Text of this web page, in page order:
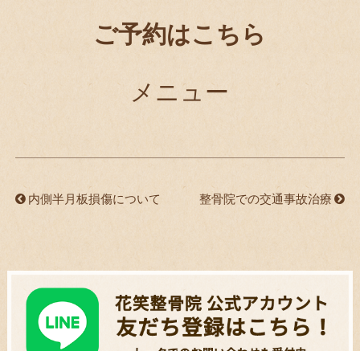
ご予約はこちら
メニュー
内側半月板損傷について 整骨院での交通事故治療